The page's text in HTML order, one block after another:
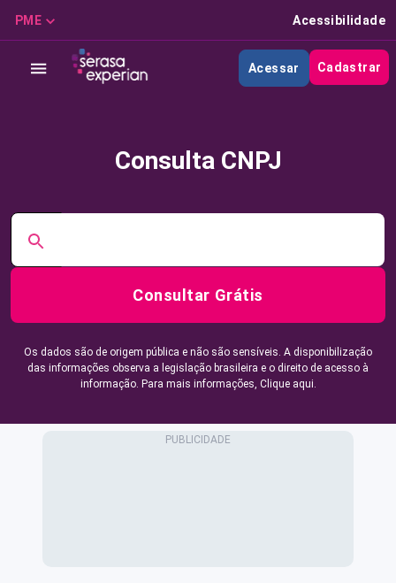
PME Acessibilidade
Acessar Cadastrar
Consulta CNPJ
Consultar Grátis
Os dados são de origem pública e não são sensíveis. A disponibilização
das informações observa a legislação brasileira e o direito de acesso à
informação. Para mais informações, Clique aqui.